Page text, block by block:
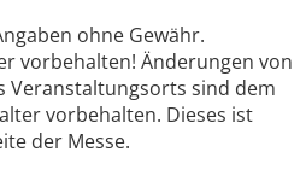
ohne Gewähr.
vorbehalten! Änderungen von
Veranstaltungsorts sind dem
vorbehalten. Dieses ist
der Messe.